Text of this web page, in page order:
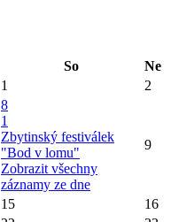
So
Ne
1 2
8
1
Zbytinský festiválek
"Bod v lomu"
Zobrazit všechny
záznamy ze dne
9
15
16